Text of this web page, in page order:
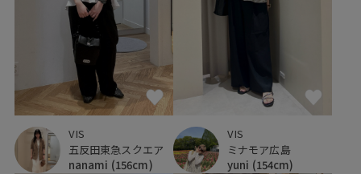
VIS
五反田東急スクエア
nanami (156cm)
VIS
ミナモア広島
yuni (154cm)